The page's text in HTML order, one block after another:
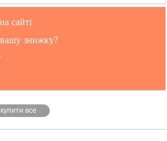
сайті
знижку?
все